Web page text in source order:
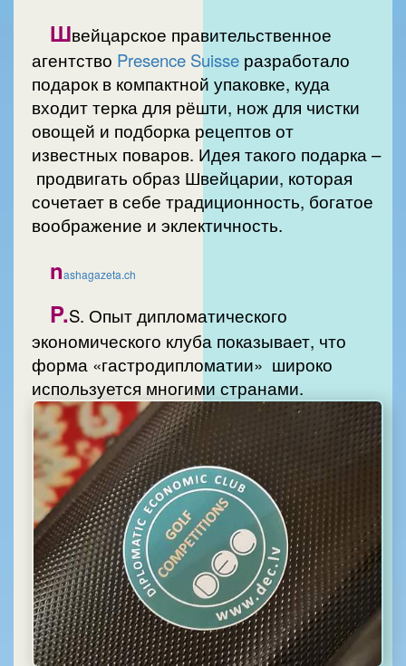
Швейцарское правительственное
агентство Presence Suisse разработало
подарок в компактной упаковке, куда
входит терка для рёшти, нож для чистки
овощей и подборка рецептов от
известных поваров. Идея такого подарка –
продвигать образ Швейцарии, которая
сочетает в себе традиционность, богатое
воображение и эклектичность.
nashagazeta.ch
P.S. Опыт дипломатического
экономического клуба показывает, что
форма «гастродипломатии» широко
используется многими странами.